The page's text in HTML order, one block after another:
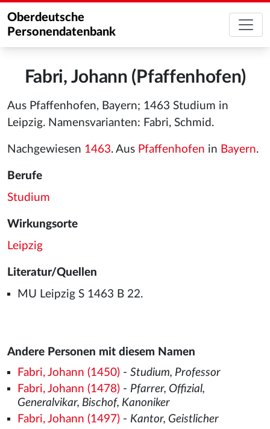
Oberdeutsche
Personendatenbank
Fabri, Johann (Pfaffenhofen)
Aus Pfaffenhofen, Bayern; 1463 Studium in
Leipzig. Namensvarianten: Fabri, Schmid.
Nachgewiesen 1463. Aus Pfaffenhofen in Bayern.
Berufe
Studium
Wirkungsorte
Leipzig
Literatur/Quellen
MU Leipzig S 1463 B 22.
Andere Personen mit diesem Namen
Fabri, Johann (1450)- Studium, Professor
Fabri, Johann (1478)- Pfarrer, Offizial,
Generalvikar, Bischof, Kanoniker
Fabri, Johann (1497)- Kantor, Geistlicher